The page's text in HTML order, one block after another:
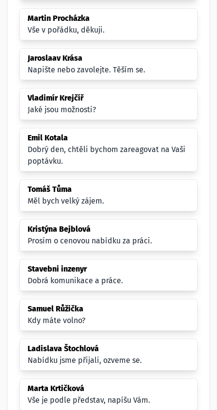
Martin Procházka
Vše v pořádku, děkuji.
Jaroslaav Krása
Napište nebo zavolejte. Těším se.
Vladimír Krejčíř
Jaké jsou možnosti?
Emil Kotala
Dobrý den, chtěli bychom zareagovat na Vaši
poptávku.
Tomáš Tůma
Měl bych velký zájem.
Kristýna Bejblová
Prosím o cenovou nabídku za práci.
Stavebni inzenyr
Dobrá komunikace a práce.
Samuel Růžička
Kdy máte volno?
Ladislava Štochlová
Nabídku jsme přijali, ozveme se.
Marta Krtičková
Vše je podle představ, napíšu Vám.